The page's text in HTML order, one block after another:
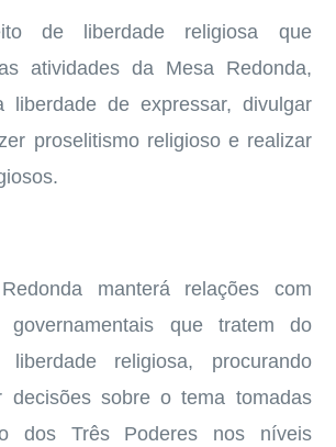
de liberdade religiosa que
atividades da Mesa Redonda,
liberdade de expressar, divulgar
proselitismo religioso e realizar
manterá relações com
governamentais que tratem do
religiosa, procurando
decisões sobre o tema tomadas
dos Três Poderes nos níveis